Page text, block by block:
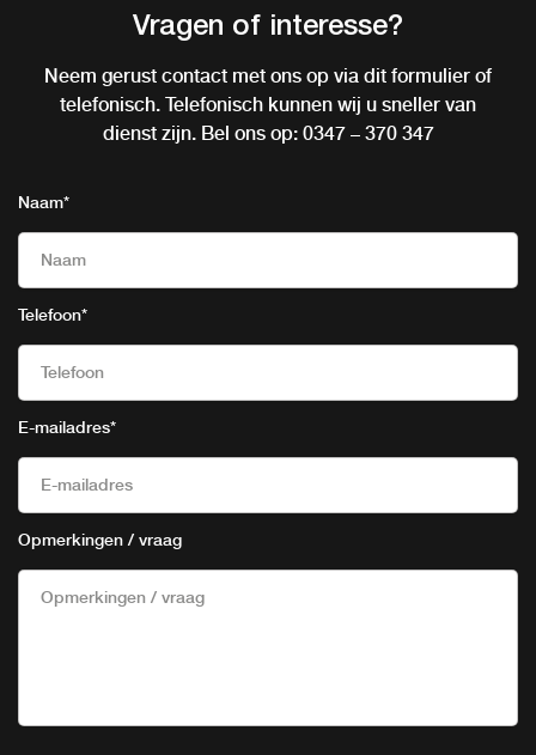
Vragen of interesse?
Neem gerust contact met ons op via dit formulier of
telefonisch. Telefonisch kunnen wij u sneller van
dienst zijn. Bel ons op: 0347 – 370 347
Naam*
Telefoon*
E-mailadres*
Opmerkingen / vraag